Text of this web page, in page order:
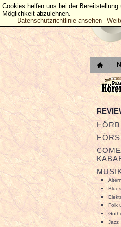
MUSIK
Folk
Jazz
Cookies helfen uns bei der
Möglichkeit abzulehnen.
Datenschutzrichtlinie ansehen